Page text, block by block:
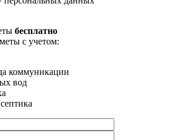
бесплатно
с учетом:
коммуникации
вод